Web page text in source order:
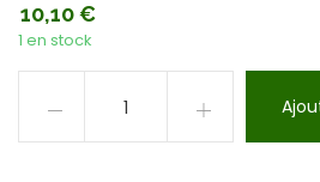
10,10€
1 en stock